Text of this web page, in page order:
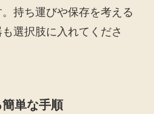
持ち運びや保存を考える
選択肢に入れてくださ
単な手順